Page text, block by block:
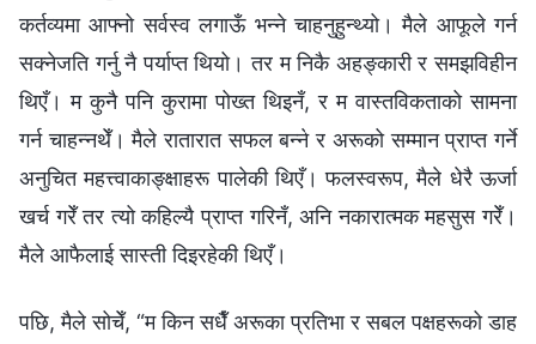
कर्तव्यमा आफ्नो सर्वस्व लगाऊँ भन्ने चाहनुहुन्थ्यो। मैले आफूले गर्न
सक्नेजति गर्नु नै पर्याप्त थियो। तर म निकै अहङ्कारी र समझविहीन
थिएँ। म कुनै पनि कुरामा पोख्त थिइनँ, र म वास्तविकताको सामना
गर्न चाहन्नथेँ। मैले रातारात सफल बन्ने र अरूको सम्मान प्राप्त गर्ने
अनुचित महत्त्वाकाङ्क्षाहरू पालेकी थिएँ। फलस्वरूप, मैले धेरै ऊर्जा
खर्च गरेँ तर त्यो कहिल्यै प्राप्त गरिनँ, अनि नकारात्मक महसुस गरेँ।
मैले आफैलाई सास्ती दिइरहेकी थिएँ।
पछि, मैले सोचेँ, “म किन सधैँ अरूका प्रतिभा र सबल पक्षहरूको डाह